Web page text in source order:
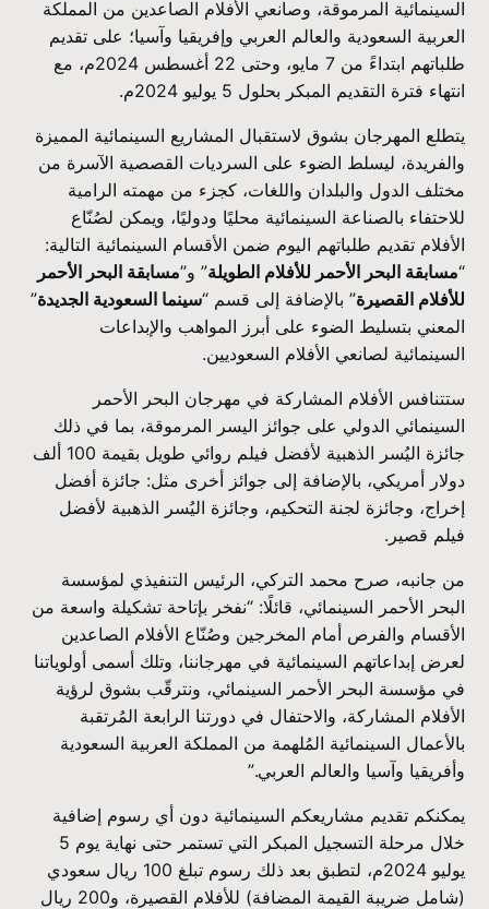
السينمائية المرموقة، وصانعي الأفلام الصاعدين من المملكة
العربية السعودية والعالم العربي وإفريقيا وآسيا؛ على تقديم
طلباتهم ابتداءً من 7 مايو، وحتى 22 أغسطس 2024م، مع
انتهاء فترة التقديم المبكر بحلول 5 يوليو 2024م.
يتطلع المهرجان بشوق لاستقبال المشاريع السينمائية المميزة
والفريدة، ليسلط الضوء على السرديات القصصية الآسرة من
مختلف الدول والبلدان واللغات، كجزء من مهمته الرامية
للاحتفاء بالصناعة السينمائية محليًا ودوليًا، ويمكن لصُنّاع
الأفلام تقديم طلباتهم اليوم ضمن الأقسام السينمائية التالية:
“مسابقة البحر الأحمر للأفلام الطويلة” و”مسابقة البحر الأحمر
للأفلام القصيرة” بالإضافة إلى قسم “سينما السعودية الجديدة”
المعني بتسليط الضوء على أبرز المواهب والإبداعات
السينمائية لصانعي الأفلام السعوديين.
ستتنافس الأفلام المشاركة في مهرجان البحر الأحمر
السينمائي الدولي على جوائز اليسر المرموقة، بما في ذلك
جائزة اليُسر الذهبية لأفضل فيلم روائي طويل بقيمة 100 ألف
دولار أمريكي، بالإضافة إلى جوائز أخرى مثل: جائزة أفضل
إخراج، وجائزة لجنة التحكيم، وجائزة اليُسر الذهبية لأفضل
فيلم قصير.
من جانبه، صرح محمد التركي، الرئيس التنفيذي لمؤسسة
البحر الأحمر السينمائي، قائلًا: “نفخر بإتاحة تشكيلة واسعة من
الأقسام والفرص أمام المخرجين وصُنّاع الأفلام الصاعدين
لعرض إبداعاتهم السينمائية في مهرجاننا، وتلك أسمى أولوياتنا
في مؤسسة البحر الأحمر السينمائي، ونترقّب بشوق لرؤية
الأفلام المشاركة، والاحتفال في دورتنا الرابعة المُرتقبة
بالأعمال السينمائية المُلهمة من المملكة العربية السعودية
وأفريقيا وآسيا والعالم العربي.”
يمكنكم تقديم مشاريعكم السينمائية دون أي رسوم إضافية
خلال مرحلة التسجيل المبكر التي تستمر حتى نهاية يوم 5
يوليو 2024م، لتطبق بعد ذلك رسوم تبلغ 100 ريال سعودي
(شامل ضريبة القيمة المضافة) للأفلام القصيرة، و200 ريال